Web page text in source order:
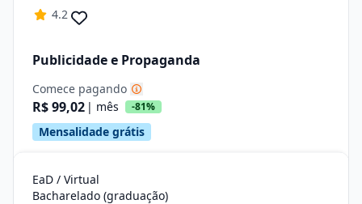
4.2
Publicidade e Propaganda
Comece pagando
R$ 99,02 | mês -81%
Mensalidade grátis
EaD / Virtual
Bacharelado (graduação)